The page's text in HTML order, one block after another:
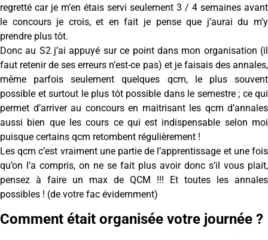
regretté car je m’en étais servi seulement 3 / 4 semaines avant
le concours je crois, et en fait je pense que j’aurai du m’y
prendre plus tôt.
Donc au S2 j’ai appuyé sur ce point dans mon organisation (il
faut retenir de ses erreurs n’est-ce pas) et je faisais des annales,
même parfois seulement quelques qcm, le plus souvent
possible et surtout le plus tôt possible dans le semestre ; ce qui
permet d’arriver au concours en maitrisant les qcm d’annales
aussi bien que les cours ce qui est indispensable selon moi
puisque certains qcm retombent régulièrement !
Les qcm c’est vraiment une partie de l’apprentissage et une fois
qu’on l’a compris, on ne se fait plus avoir donc s’il vous plait,
pensez à faire un max de QCM !!! Et toutes les annales
possibles ! (de votre fac évidemment)
Comment était organisée votre journée ?